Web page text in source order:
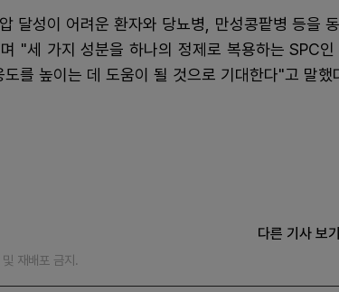
달성이 어려운 환자와 당뇨병, 만성콩팥병 등을
"세 가지 성분을 하나의 정제로 복용하는 SPC인
를 높이는 데 도움이 될 것으로 기대한다"고 말했
다른 기사 보기
재배포 금지.